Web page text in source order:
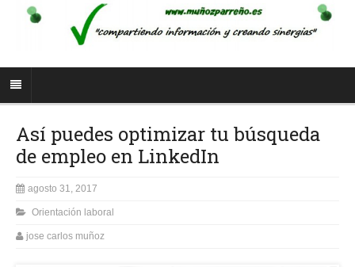
Así puedes optimizar tu búsqueda
de empleo en LinkedIn
agosto 31, 2017
Orientación laboral
jose carlos muñoz